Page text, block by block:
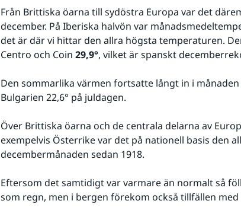
Från Brittiska öarna till sydöstra Europa var det
december. På Iberiska halvön var
det är där vi hittar den allra högsta temperaturen.
Centro och Coin 29,9°, vilket är spanskt
Den sommarlika värmen fortsatte långt in i
Bulgarien 22,6° på juldagen.
Över Brittiska öarna och de centrala delarna av
exempelvis Österrike var det på nationell basis den
decembermånaden sedan 1918.
Eftersom det samtidigt var varmare än normalt så
som regn, men i bergen förekom också tillfällen